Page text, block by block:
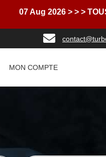
07 Aug 2026 > > > TOUS
MON COMPTE